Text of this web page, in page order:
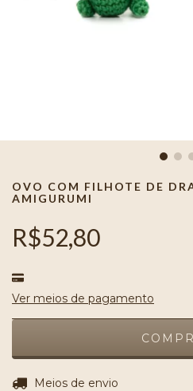
OVO COM FILHOTE DE
AMIGURUMI
R$52,80
Ver meios de pagamento
Entregas para o CEP:
Meios de envio